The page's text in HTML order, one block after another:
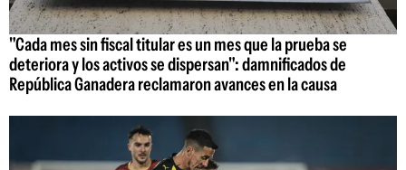
"Cada mes sin fiscal titular es un mes que la prueba se
deteriora y los activos se dispersan": damnificados de
República Ganadera reclamaron avances en la causa